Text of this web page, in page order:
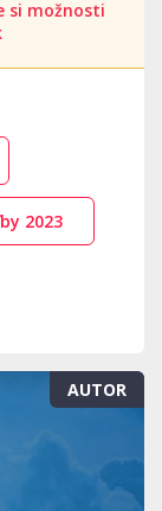
si možnosti
2023
AUTOR